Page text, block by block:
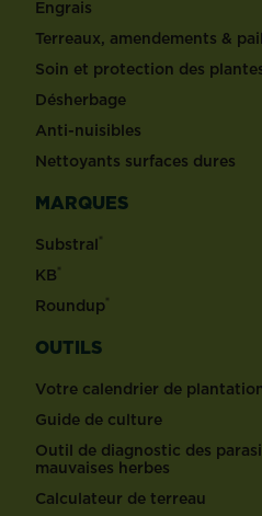
Engrais
Terreaux, amendements &
Soin et protection des
Désherbage
Anti-nuisibles
Nettoyants surfaces dures
MARQUES
Substral®
KB®
Roundup®
OUTILS
Votre calendrier de
Guide de culture
Outil de diagnostic des
mauvaises herbes
Calculateur de terreau